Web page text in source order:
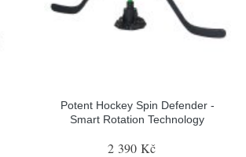
Potent Hockey Spin Defender -
Smart Rotation Technology
2 390 Kč